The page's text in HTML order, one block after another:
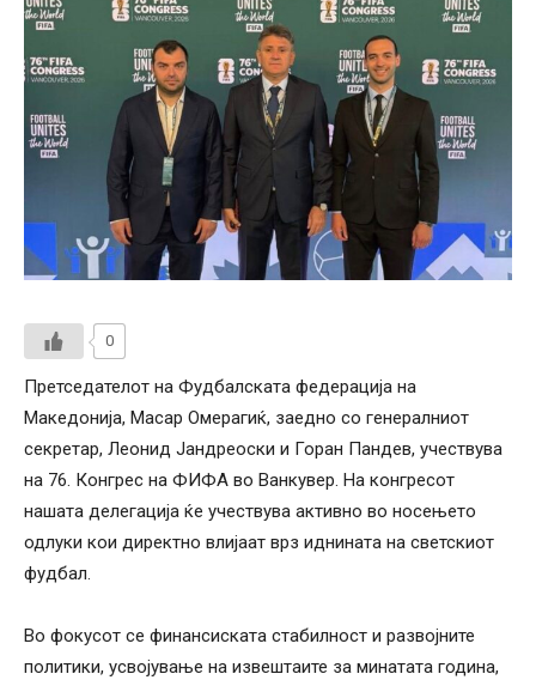
0
Претседателот на Фудбалската федерација на
Македонија, Масар Омерагиќ, заедно со генералниот
секретар, Леонид Јандреоски и Горан Пандев, учествува
на 76. Конгрес на ФИФА во Ванкувер. На конгресот
нашата делегација ќе учествува активно во носењето
одлуки кои директно влијаат врз иднината на светскиот
фудбал.
Во фокусот се финансиската стабилност и развојните
политики, усвојување на извештаите за минатата година,